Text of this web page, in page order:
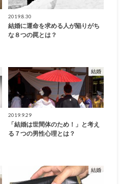
2019.8.30
結婚に運命を求める人が陥りがち
な８つの罠とは？
結婚
2019.9.29
「結婚は世間体のため！」と考え
る７つの男性心理とは？
結婚